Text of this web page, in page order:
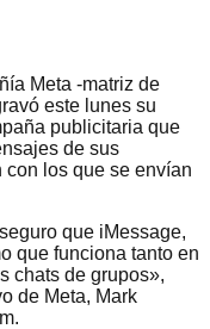
Meta -matriz de
este lunes su
publicitaria que
de sus
los que se envían
que iMessage,
que funciona tanto en
chats de grupos»,
de Meta, Mark